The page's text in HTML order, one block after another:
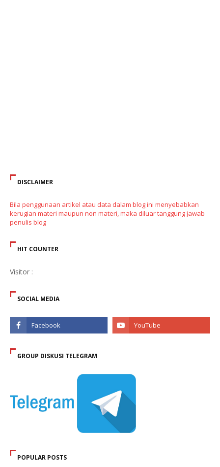
DISCLAIMER
Bila penggunaan artikel atau data dalam blog ini menyebabkan
kerugian materi maupun non materi, maka diluar tanggung jawab
penulis blog
HIT COUNTER
Visitor :
SOCIAL MEDIA
GROUP DISKUSI TELEGRAM
POPULAR POSTS